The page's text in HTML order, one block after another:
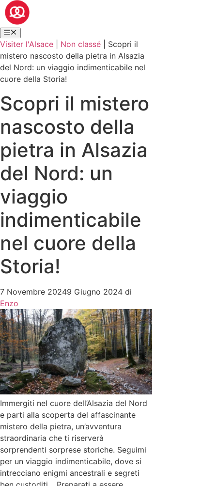
Visiter l'Alsace Non classé
Scopri il
mistero nascosto della pietra in Alsazia
del Nord: un viaggio indimenticabile nel
cuore della Storia!
Scopri il mistero
nascosto della
pietra in Alsazia
del Nord: un
viaggio
indimenticabile
nel cuore della
Storia!
7 Novembre 20249 Giugno 2024 di
Enzo
Immergiti nel cuore dell’Alsazia del Nord
e parti alla scoperta del affascinante
mistero della pietra, un’avventura
straordinaria che ti riserverà
sorprendenti sorprese storiche. Seguimi
per un viaggio indimenticabile, dove si
intrecciano enigmi ancestrali e segreti